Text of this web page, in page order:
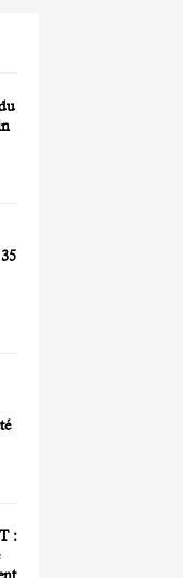
: